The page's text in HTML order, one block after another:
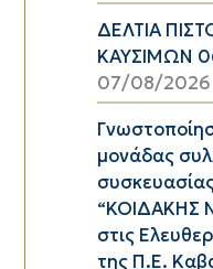
ΔΕΛΤΙΑ
ΚΑΥΣΙΜΩΝ
07/08/2026
μονάδας
“ΚΟΙΔΑΚΗΣ
στις
της Π.Ε.